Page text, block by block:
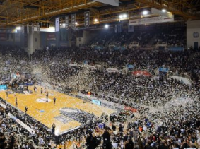
μας ο Σαββίδης-Ψάχνουμε
δάνειο»